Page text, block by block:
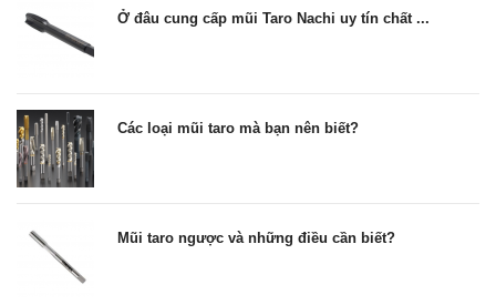
Ở đâu cung cấp mũi Taro Nachi uy tín chất ...
Các loại mũi taro mà bạn nên biết?
Mũi taro ngược và những điều cần biết?